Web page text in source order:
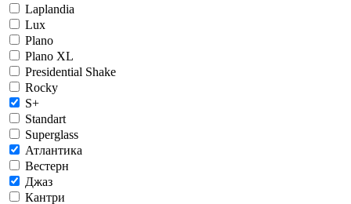
Laplandia
Lux
Plano
Plano XL
Presidential Shake
Rocky
S+
Standart
Superglass
Атлантика
Вестерн
Джаз
Кантри